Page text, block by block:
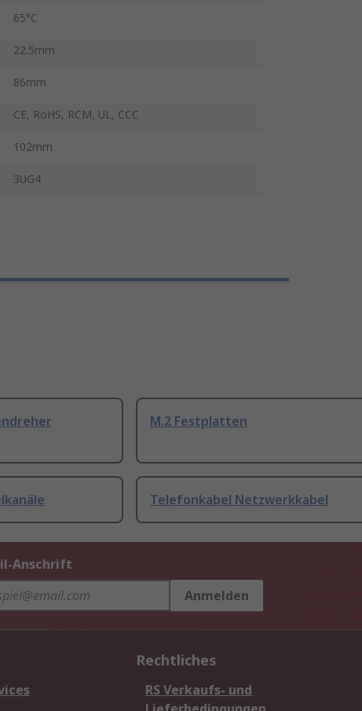
65°C
22.5mm
86mm
CE, RoHS, RCM, UL, CCC
102mm
3UG4
M.2 Festplatten
Telefonkabel Netzwerkkabel
Anschrift
Anmelden
Rechtliches
RS Verkaufs- und